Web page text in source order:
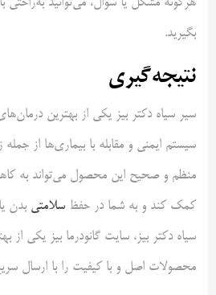
بگیرید.
نتیجه‌گیری
سیر سیاه دکتر بیز یکی از بهترین
سیستم ایمنی و مقابله با بیماری‌ها از
منظم و صحیح این محصول می‌تواند به
کمک کند و به شما در حفظ سلامتی بدن
سیاه دکتر بیز، سایت گانودرما بیز یکی از
محصولات اصل و با کیفیت را با ارسال